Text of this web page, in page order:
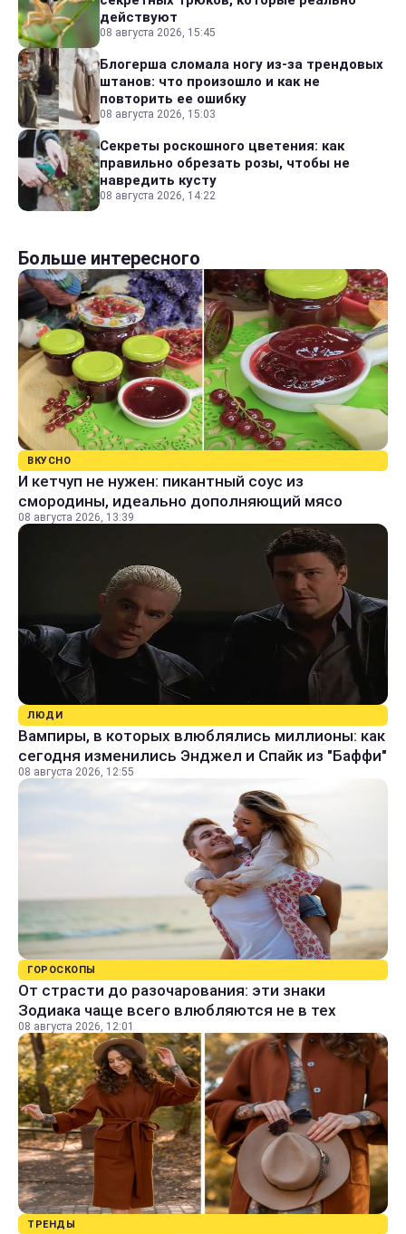
действуют
08 августа 2026, 15:45
Блогерша сломала ногу из-за трендовых
штанов: что произошло и как не
повторить ее ошибку
08 августа 2026, 15:03
Секреты роскошного цветения: как
правильно обрезать розы, чтобы не
навредить кусту
08 августа 2026, 14:22
Больше интересного
ВКУСНО
И кетчуп не нужен: пикантный соус из
смородины, идеально дополняющий мясо
08 августа 2026, 13:39
ЛЮДИ
Вампиры, в которых влюблялись миллионы: как
сегодня изменились Энджел и Спайк из "Баффи"
08 августа 2026, 12:55
ГОРОСКОПЫ
От страсти до разочарования: эти знаки
Зодиака чаще всего влюбляются не в тех
08 августа 2026, 12:01
ТРЕНДЫ